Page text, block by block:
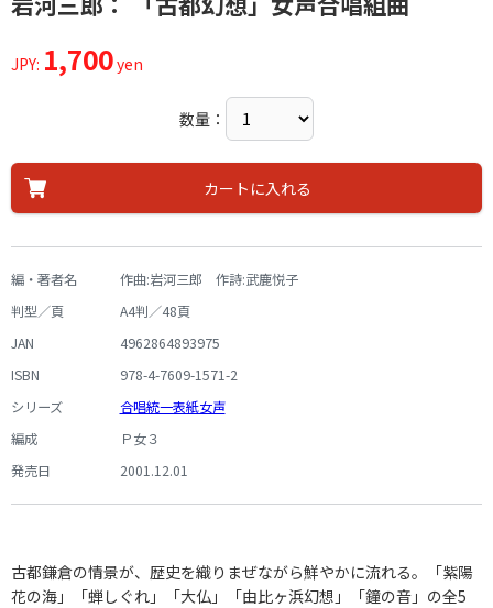
JPY: 1,700yen
数量：
カートに入れる
編・著者名
作曲:岩河三郎 作詩:武鹿悦子
判型／頁
A4判／48頁
JAN
4962864893975
ISBN
978-4-7609-1571-2
シリーズ
合唱統一表紙女声
編成
Ｐ女３
発売日
2001.12.01
古都鎌倉の情景が、歴史を織りまぜながら鮮やかに流れる。「紫陽
花の海」「蝉しぐれ」「大仏」「由比ヶ浜幻想」「鐘の音」の全5